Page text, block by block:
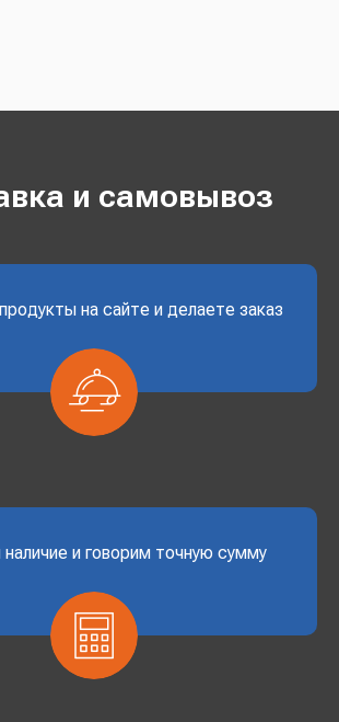
и самовывоз
на сайте и делаете заказ
и говорим точную сумму